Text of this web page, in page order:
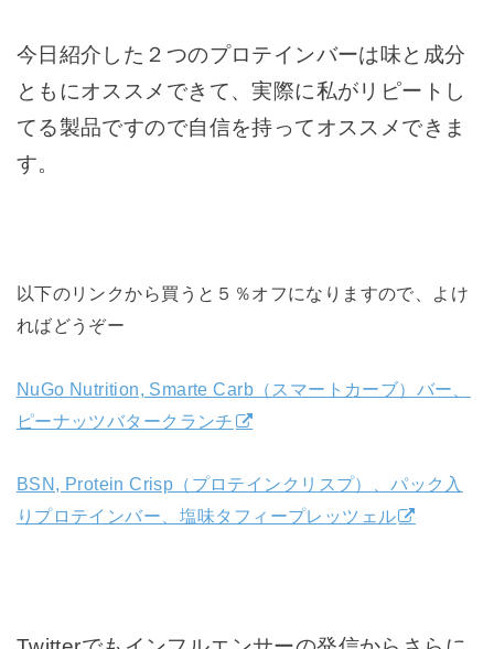
今日紹介した２つのプロテインバーは味と成分
ともにオススメできて、実際に私がリピートし
てる製品ですので自信を持ってオススメできま
す。
以下のリンクから買うと５％オフになりますので、よけ
ればどうぞー
NuGo Nutrition, Smarte Carb（スマートカーブ）バー、
ピーナッツバタークランチ
BSN, Protein Crisp（プロテインクリスプ）、パック入
りプロテインバー、塩味タフィープレッツェル